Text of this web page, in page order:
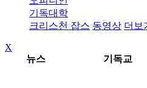
기독대학
크리스천 잡스 동영상 더보
X
뉴스
기독교